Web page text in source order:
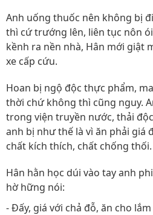
Anh uống thuốc nên không bị
thì cứ trướng lên, liên tục nôn
kềnh ra nền nhà, Hân mới giật
xe cấp cứu.
Hoan bị ngộ độc thực phẩm,
thời chứ không thì cũng nguy.
trong viện truyền nước, thải
anh bị như thế là vì ăn phải giá
chất kích thích, chất chống thối.
Hân hằn học dúi vào tay anh
hờ hững nói:
- Đấy, giá với chả đỗ, ăn cho